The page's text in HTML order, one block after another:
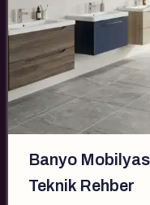
Banyo
Teknik Rehber